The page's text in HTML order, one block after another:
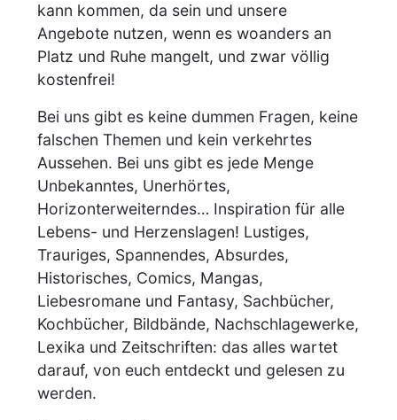
kann kommen, da sein und unsere
Angebote nutzen, wenn es woanders an
Platz und Ruhe mangelt, und zwar völlig
kostenfrei!
Bei uns gibt es keine dummen Fragen, keine
falschen Themen und kein verkehrtes
Aussehen. Bei uns gibt es jede Menge
Unbekanntes, Unerhörtes,
Horizonterweiterndes… Inspiration für alle
Lebens- und Herzenslagen! Lustiges,
Trauriges, Spannendes, Absurdes,
Historisches, Comics, Mangas,
Liebesromane und Fantasy, Sachbücher,
Kochbücher, Bildbände, Nachschlagewerke,
Lexika und Zeitschriften: das alles wartet
darauf, von euch entdeckt und gelesen zu
werden.